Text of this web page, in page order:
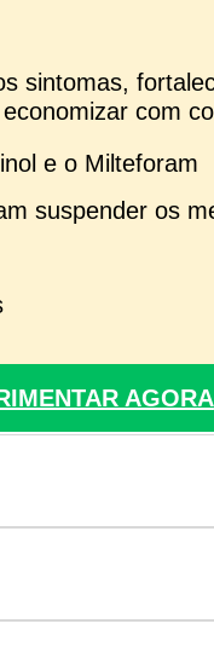
sintomas,
com
e o Milteforam
suspender os
AGORA